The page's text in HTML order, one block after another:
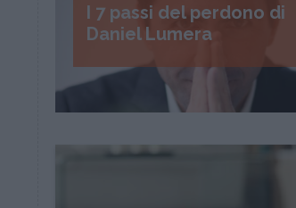
I 7 passi del perdono di
Daniel Lumera